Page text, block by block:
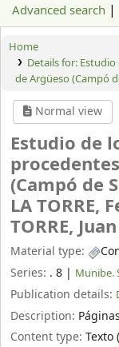
Advanced search
Home
Details for:
de Argüeso (Campó
Normal view
Estudio de
(Campó de
LA TORRE,
TORRE,
Material type:
Series: . 8 | Munibe.
Publication details:
Description:
Content type: Texto